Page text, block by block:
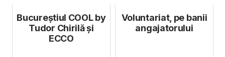
Bucureştiul COOL by
Tudor Chirilă și
ECCO
Voluntariat, pe banii
angajatorului